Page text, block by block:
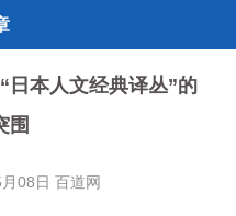
日本人文经典译丛”的
围
08日 百道网